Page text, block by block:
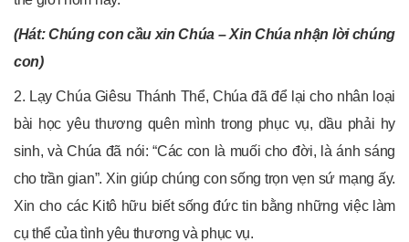
(Hát: Chúng con cầu xin Chúa – Xin Chúa nhận lời chúng
con)
2. Lạy Chúa Giêsu Thánh Thể, Chúa đã để lại cho nhân loại
bài học yêu thương quên mình trong phục vụ, dầu phải hy
sinh, và Chúa đã nói: “Các con là muối cho đời, là ánh sáng
cho trần gian”. Xin giúp chúng con sống trọn vẹn sứ mạng ấy.
Xin cho các Kitô hữu biết sống đức tin bằng những việc làm
cụ thể của tình yêu thương và phục vụ.